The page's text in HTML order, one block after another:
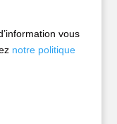
vous
notre politique